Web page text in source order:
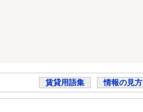
賃貸用語集 情報の見方